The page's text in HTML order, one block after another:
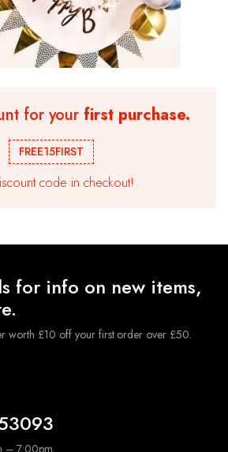
Ballonbogen Kit Chrom
, geeignet für Luft und
Jubiläumsfeiern, tägliche
for yourfirst purchase.
FREE15FIRST
code in checkout!
for info on new items,
worth £10 off your first order over £50.